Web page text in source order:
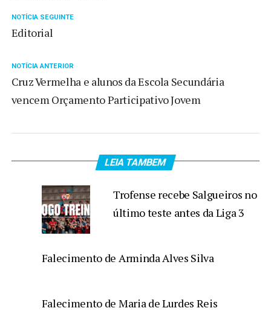
NOTÍCIA SEGUINTE
Editorial
NOTÍCIA ANTERIOR
Cruz Vermelha e alunos da Escola Secundária
vencem Orçamento Participativo Jovem
LEIA TAMBEM
Trofense recebe Salgueiros no
último teste antes da Liga 3
Falecimento de Arminda Alves Silva
Falecimento de Maria de Lurdes Reis